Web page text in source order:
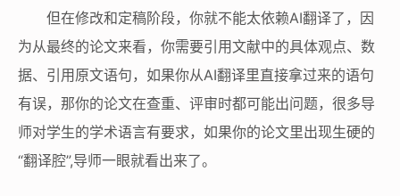
但在修改和定稿阶段，你就不能太依赖AI翻译了，因
为从最终的论文来看，你需要引用文献中的具体观点、数
据、引用原文语句，如果你从AI翻译里直接拿过来的语句
有误，那你的论文在查重、评审时都可能出问题，很多导
师对学生的学术语言有要求，如果你的论文里出现生硬的
“翻译腔”,导师一眼就看出来了。